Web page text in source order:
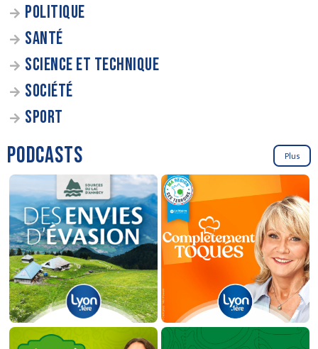
POLITIQUE
SANTÉ
SCIENCE ET TECHNIQUE
SOCIÉTÉ
SPORT
PODCASTS Plus